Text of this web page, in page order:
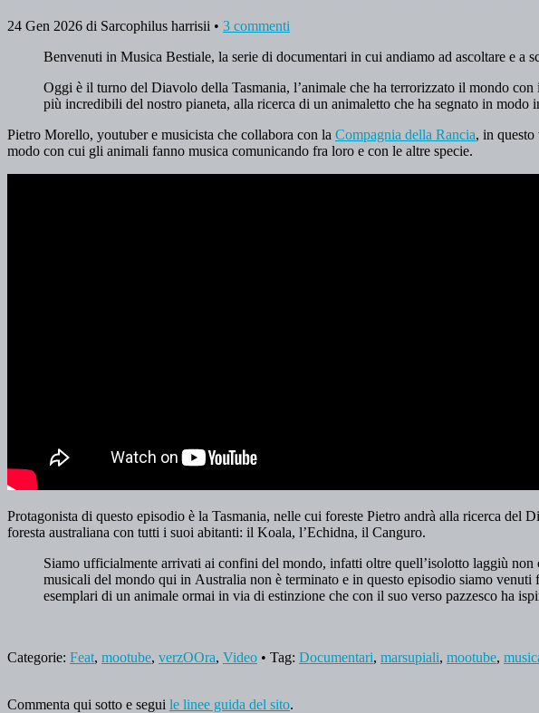
24 Gen 2026 di Sarcophilus harrisii • 3 commenti
Benvenuti in Musica Bestiale, la serie di documentari in cui andiamo ad ascoltare e a
Oggi è il turno del Diavolo della Tasmania, l’animale che ha terrorizzato il mondo
più incredibili del nostro pianeta, alla ricerca di un animaletto che ha segnato in modo
Pietro Morello, youtuber e musicista che collabora con la Compagnia della Rancia, in questo
modo con cui gli animali fanno musica comunicando fra loro e con le altre specie.
Protagonista di questo episodio è la Tasmania, nelle cui foreste Pietro andrà alla ricerca
foresta australiana con tutti i suoi abitanti: il Koala, l’Echidna, il Canguro.
Siamo ufficialmente arrivati ai confini del mondo, infatti oltre quell’isolotto laggiù
musicali del mondo qui in Australia non è terminato e in questo episodio siamo
esemplari di un animale ormai in via di estinzione che con il suo verso pazzesco ha
Categorie: Feat, mootube, verzOOra, Video • Tag: Documentari, marsupiali, mootube,
Commenta qui sotto e segui le linee guida del sito.